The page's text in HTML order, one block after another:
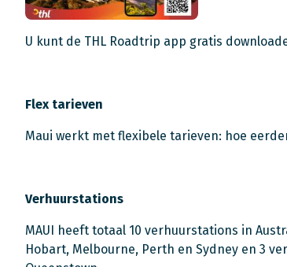
U kunt de THL Roadtrip app gratis
Flex tarieven
Maui werkt met flexibele tarieven: hoe
Verhuurstations
MAUI heeft totaal 10 verhuurstations in
Hobart, Melbourne, Perth en Sydney en 3